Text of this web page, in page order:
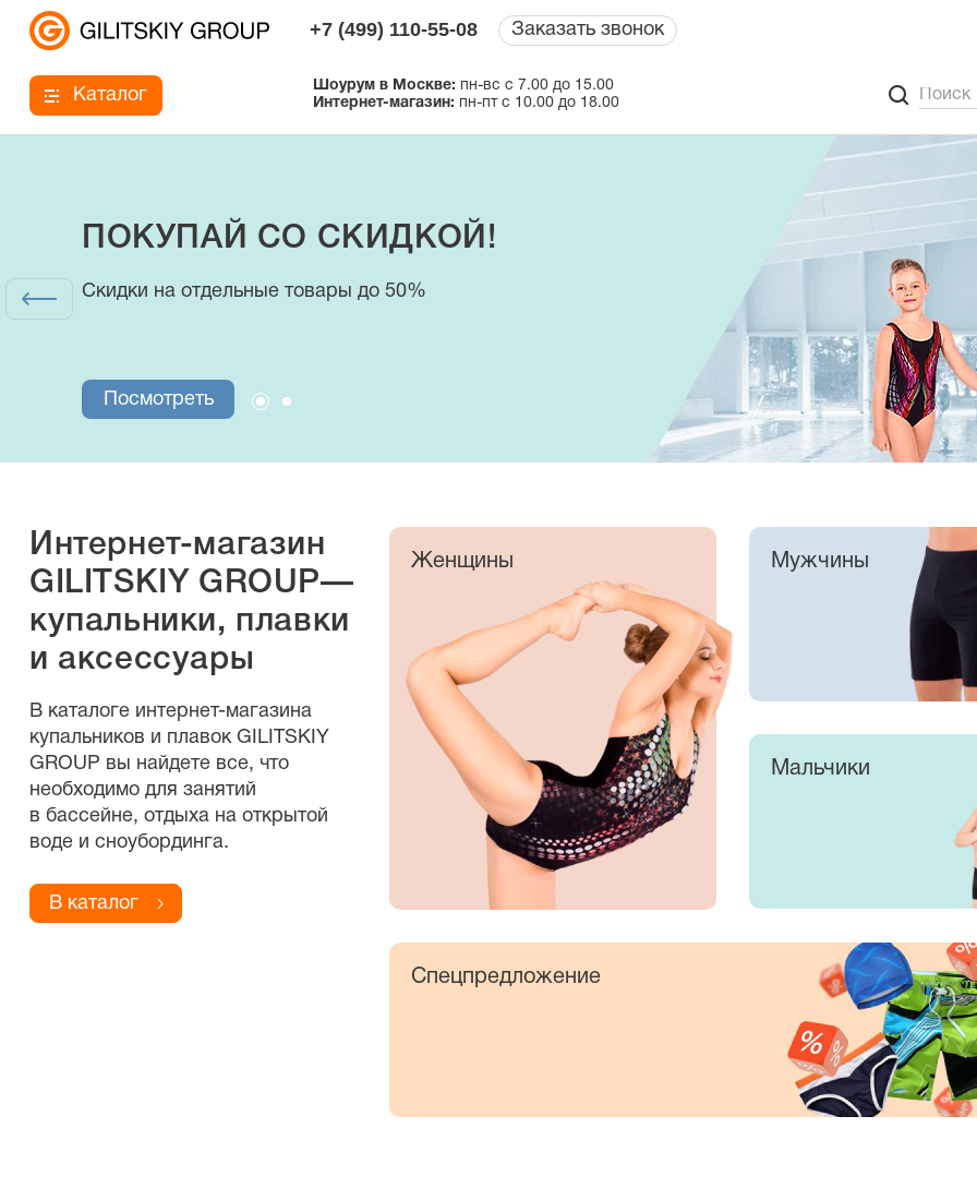
+7 (499) 110-55-08 Заказать звонок
Каталог Шоурум в Москве: пн-вс с 7.00 до 15.00
Интернет-магазин: пн-пт с 10.00 до 18.00
ПОКУПАЙ СО СКИДКОЙ!
Скидки на отдельные товары до 50%
Посмотреть
Интернет-магазин
купальники, плавки и аксессуары
Посмотреть
Интернет-магазин
GILITSKIY GROUP—
купальники, плавки
и аксессуары
В каталоге интернет-магазина
купальников и плавок GILITSKIY
GROUP вы найдете все, что
необходимо для занятий
в бассейне, отдыха на открытой
воде и сноубординга.
В каталог
Женщины Мужчины
Мальчики
Спецпредложение